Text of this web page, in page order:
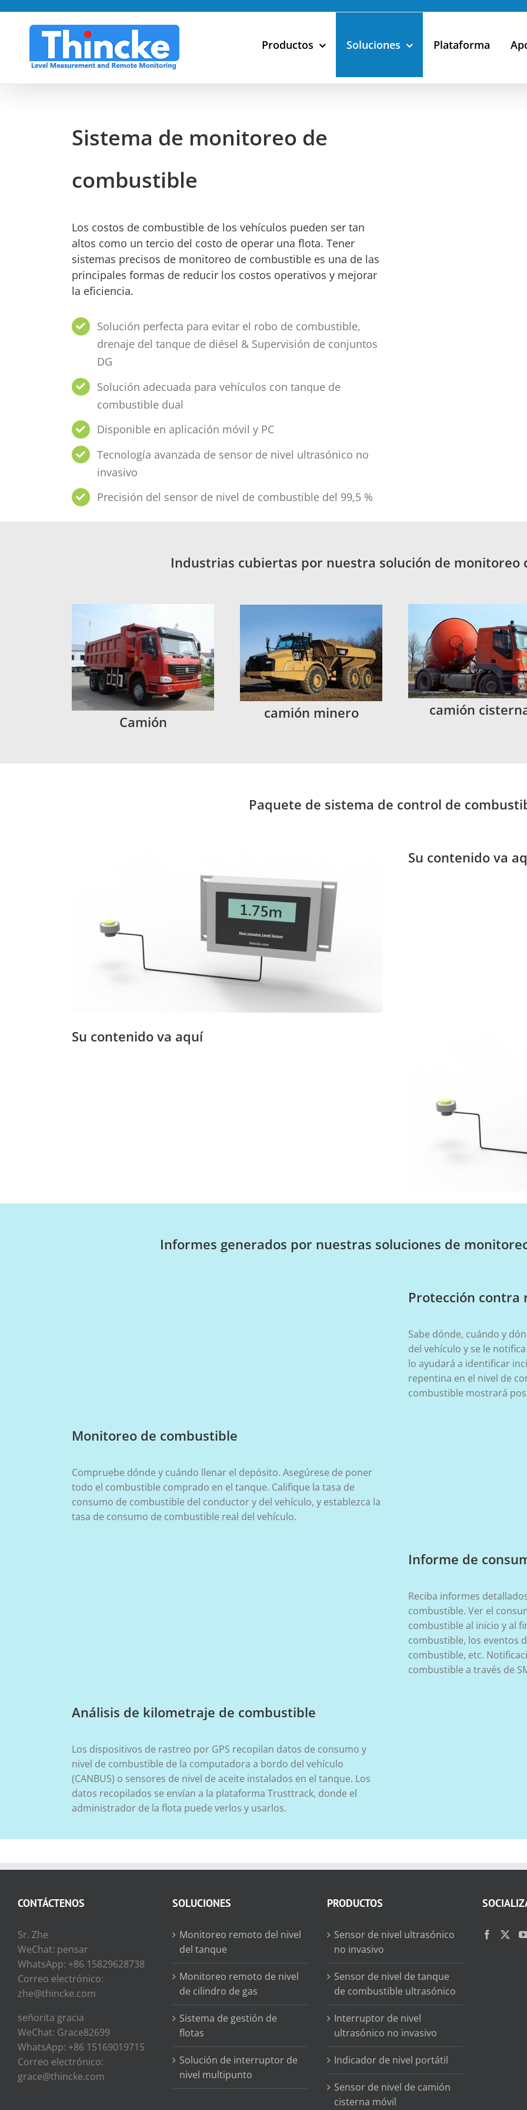
contenido
Productos Soluciones Plataforma
Sistema de monitoreo de
combustible
Los costos de combustible de los vehículos pueden ser tan
altos como un tercio del costo de operar una flota. Tener
sistemas precisos de monitoreo de combustible es una de las
principales formas de reducir los costos operativos y mejorar
la eficiencia.
Solución perfecta para evitar el robo de combustible,
drenaje del tanque de diésel & Supervisión de conjuntos
DG
Solución adecuada para vehículos con tanque de
combustible dual
Disponible en aplicación móvil y PC
Tecnología avanzada de sensor de nivel ultrasónico no
invasivo
Precisión del sensor de nivel de combustible del 99,5 %
Industrias cubiertas por nuestra solución de monitoreo
Camión
camión minero camión
Paquete de sistema de control de
Su contenido va
Su contenido va aquí
Informes generados por nuestras soluciones de
Protección contra
Sabe dónde, cuándo y
del vehículo y se le
lo ayudará a identificar
repentina en el nivel de
combustible mostrará
Monitoreo de combustible
Compruebe dónde y cuándo llenar el depósito. Asegúrese de poner
todo el combustible comprado en el tanque. Califique la tasa de
consumo de combustible del conductor y del vehículo, y establezca la
tasa de consumo de combustible real del vehículo.
Informe de
Reciba informes
combustible. Ver el
combustible al inicio y al
combustible, los eventos
combustible, etc.
combustible a través de
Análisis de kilometraje de combustible
Los dispositivos de rastreo por GPS recopilan datos de consumo y
nivel de combustible de la computadora a bordo del vehículo
(CANBUS) o sensores de nivel de aceite instalados en el tanque. Los
datos recopilados se envían a la plataforma Trusttrack, donde el
administrador de la flota puede verlos y usarlos.
CONTÁCTENOS
Sr. Zhe
WeChat: pensar
WhatsApp: +86 15829628738
Correo electrónico:
zhe@thincke.com
señorita gracia
WeChat: Grace82699
WhatsApp: +86 15169019715
Correo electrónico:
grace@thincke.com
SOLUCIONES
Monitoreo remoto del nivel
del tanque
Monitoreo remoto de nivel
de cilindro de gas
Sistema de gestión de
flotas
Solución de interruptor de
nivel multipunto
PRODUCTOS
Sensor de nivel ultrasónico
no invasivo
Sensor de nivel de tanque
de combustible ultrasónico
Interruptor de nivel
ultrasónico no invasivo
Indicador de nivel portátil
Sensor de nivel de camión
cisterna móvil